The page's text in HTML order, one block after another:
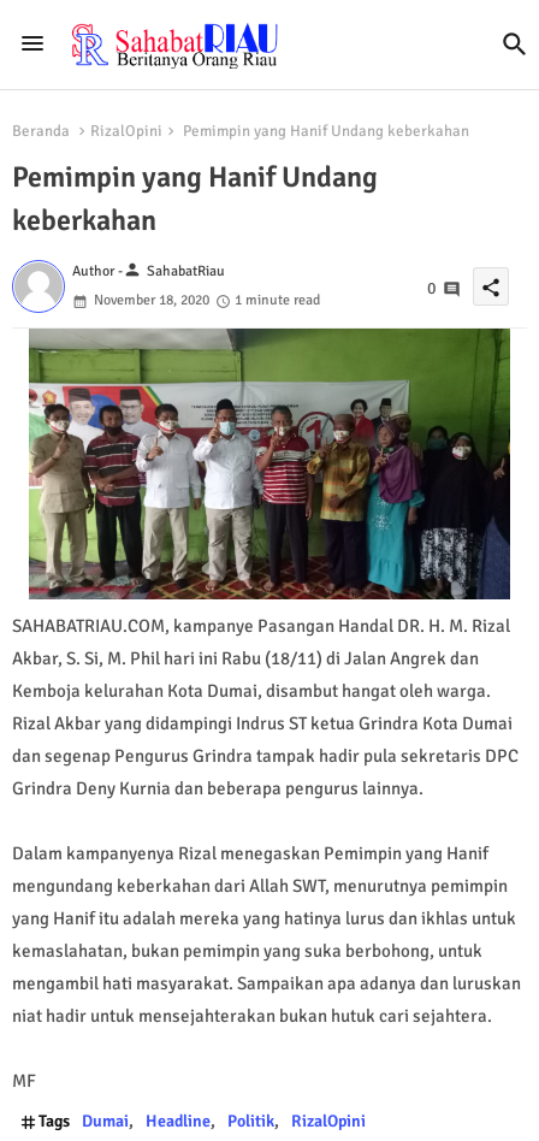
Beranda RizalOpini Pemimpin yang Hanif Undang keberkahan
Pemimpin yang Hanif Undang
keberkahan
Author -person SahabatRiau
November 18, 2020
1 minute read
0 share
SAHABATRIAU.COM, kampanye Pasangan Handal DR. H. M. Rizal
Akbar, S. Si, M. Phil hari ini Rabu (18/11) di Jalan Angrek dan
Kemboja kelurahan Kota Dumai, disambut hangat oleh warga.
Rizal Akbar yang didampingi Indrus ST ketua Grindra Kota Dumai
dan segenap Pengurus Grindra tampak hadir pula sekretaris DPC
Grindra Deny Kurnia dan beberapa pengurus lainnya.
Dalam kampanyenya Rizal menegaskan Pemimpin yang Hanif
mengundang keberkahan dari Allah SWT, menurutnya pemimpin
yang Hanif itu adalah mereka yang hatinya lurus dan ikhlas untuk
kemaslahatan, bukan pemimpin yang suka berbohong, untuk
mengambil hati masyarakat. Sampaikan apa adanya dan luruskan
niat hadir untuk mensejahterakan bukan hutuk cari sejahtera.
MF
Tags Dumai Headline Politik RizalOpini